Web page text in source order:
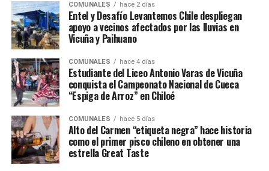
COMUNALES hace 2 días
Entel y Desafío Levantemos Chile despliegan
apoyo a vecinos afectados por las lluvias en
Vicuña y Paihuano
COMUNALES hace 4 días
Estudiante del Liceo Antonio Varas de Vicuña
conquista el Campeonato Nacional de Cueca
“Espiga de Arroz” en Chiloé
COMUNALES hace 5 días
Alto del Carmen “etiqueta negra” hace historia
como el primer pisco chileno en obtener una
estrella Great Taste